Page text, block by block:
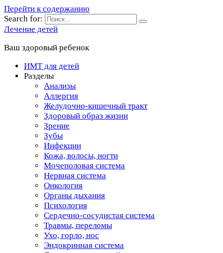
Перейти к содержанию
Search for:
Лечение детей
Ваш здоровый ребенок
ИМТ для детей
Разделы
Анализы
Аллергия
Желудочно-кишечный тракт
Здоровый образ жизни
Зрение
Зубы
Инфекции
Кожа, волосы, ногти
Мочеполовая система
Нервная система
Онкология
Органы дыхания
Психология
Сердечно-сосудистая система
Травмы, переломы
Ухо, горло, нос
Эндокринная система